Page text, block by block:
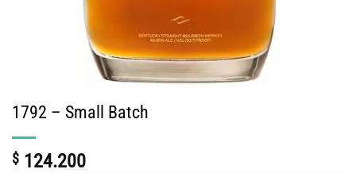
1792 – Small Batch
$ 124.200